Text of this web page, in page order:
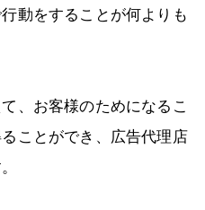
動をすることが何よりも
、お客様のためになるこ
ことができ、広告代理店